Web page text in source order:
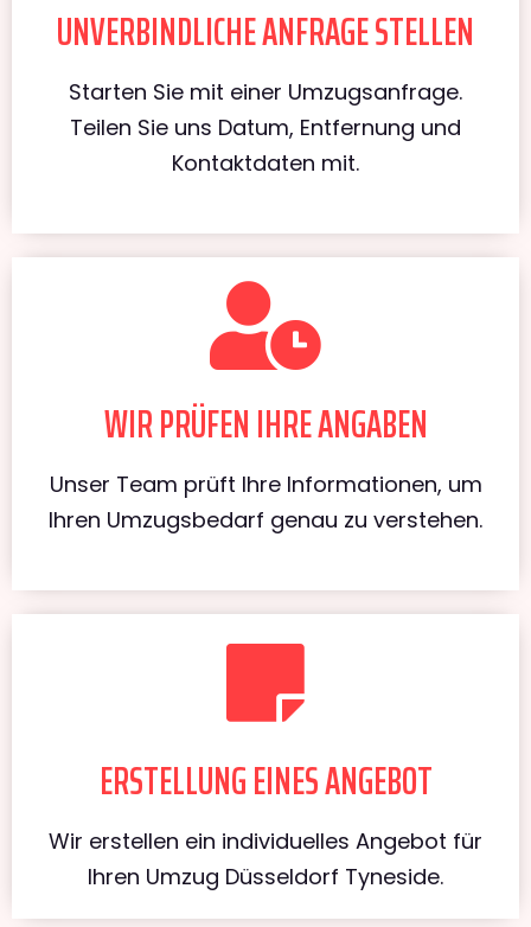
UNVERBINDLICHE ANFRAGE STELLEN
Starten Sie mit einer Umzugsanfrage.
Teilen Sie uns Datum, Entfernung und
Kontaktdaten mit.
WIR PRÜFEN IHRE ANGABEN
Unser Team prüft Ihre Informationen, um
Ihren Umzugsbedarf genau zu verstehen.
ERSTELLUNG EINES ANGEBOT
Wir erstellen ein individuelles Angebot für
Ihren Umzug Düsseldorf Tyneside.